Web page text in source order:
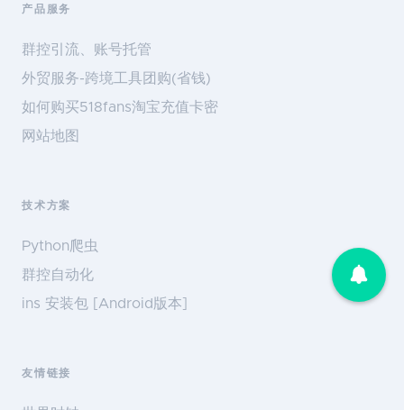
产品服务
群控引流、账号托管
外贸服务-跨境工具团购(省钱)
如何购买518fans淘宝充值卡密
网站地图
技术方案
Python爬虫
群控自动化
ins 安装包 [Android版本]
友情链接